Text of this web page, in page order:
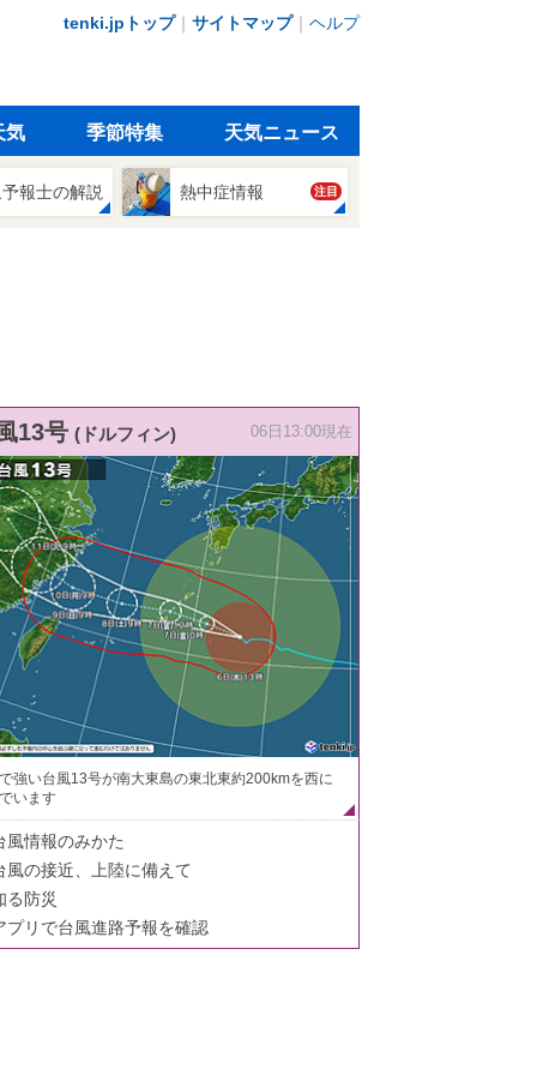
tenki.jpトップ｜ サイトマップ｜ ヘルプ
気 季節特集 天気ニュース
報士の解説 熱中症情報 注目
13号 (ドルフィン) 06日13:00現在
強い台風13号が南大東島の東北東約200kmを西に
います
風情報のみかた
風の接近、上陸に備えて
る防災
プリで台風進路予報を確認